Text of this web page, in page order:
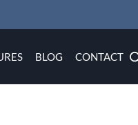
BLOG CONTACT